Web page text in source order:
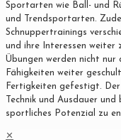
Sportarten wie Ball- und
und Trendsportarten.
Schnuppertrainings
und ihre Interessen weiter
Übungen werden nicht
Fähigkeiten weiter
Fertigkeiten gefestigt.
Technik und Ausdauer
sportliches Potenzial zu
✕